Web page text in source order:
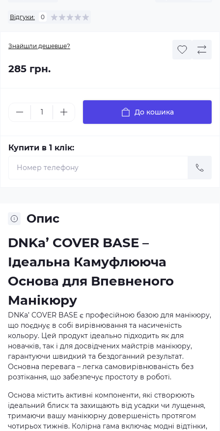
Відгуки: 0
Знайшли дешевше?
285 грн.
До кошика
Купити в 1 клік:
Опис
DNKa’ COVER BASE –
Ідеальна Камуфлююча
Основа для Впевненого
Манікюру
DNKa’ COVER BASE є професійною базою для манікюру,
що поєднує в собі вирівнювання та насиченість
кольору. Цей продукт ідеально підходить як для
новачків, так і для досвідчених майстрів манікюру,
гарантуючи швидкий та бездоганний результат.
Основна перевага – легка самовирівнюваність без
розтікання, що забезпечує простоту в роботі.
Основа містить активні компоненти, які створюють
ідеальний блиск та захищають від усадки чи лущення,
тримаючи вашу манікюрну довершеність протягом
чотирьох тижнів. Колірна гама включає модні відтінки,